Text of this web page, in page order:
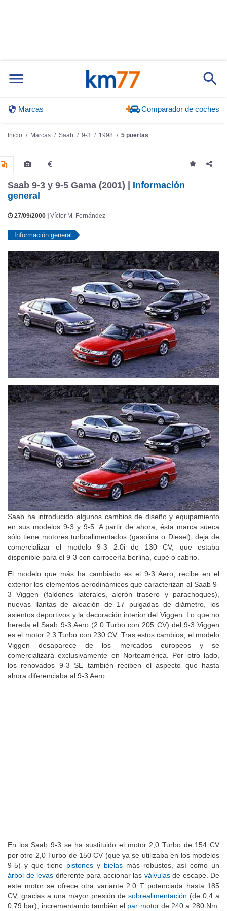
Marcas Comparador de coches
Inicio Marcas Saab 9-3 1998 5 puertas
Saab 9-3 y 9-5 Gama (2001) | Información
general
27/09/2000 | Víctor M. Fernández
Información general
Saab ha introducido algunos cambios de diseño y equipamiento
en sus modelos 9-3 y 9-5. A partir de ahora, ésta marca sueca
sólo tiene motores turboalimentados (gasolina o Diesel); deja de
comercializar el modelo 9-3 2.0i de 130 CV, que estaba
disponible para el 9-3 con carrocería berlina, cupé o cabrio.
El modelo que más ha cambiado es el 9-3 Aero; recibe en el
exterior los elementos aerodinámicos que caracterizan al Saab 9-
3 Viggen (faldones laterales, alerón trasero y parachoques),
nuevas llantas de aleación de 17 pulgadas de diámetro, los
asientos deportivos y la decoración interior del Viggen. Lo que no
hereda el Saab 9-3 Aero (2.0 Turbo con 205 CV) del 9-3 Viggen
es el motor 2.3 Turbo con 230 CV. Tras estos cambios, el modelo
Viggen desaparece de los mercados europeos y se
comercializará exclusivamente en Norteamérica. Por otro lado,
los renovados 9-3 SE también reciben el aspecto que hasta
ahora diferenciaba al 9-3 Aero.
En los Saab 9-3 se ha sustituido el motor 2,0 Turbo de 154 CV
por otro 2,0 Turbo de 150 CV (que ya se utilizaba en los modelos
9-5) y que tiene pistones y bielas más robustos, así como un
árbol de levas diferente para accionar las válvulasde escape. De
este motor se ofrece otra variante 2.0 T potenciada hasta 185
CV, gracias a una mayor presión de sobrealimentación (de 0,4 a
0,79 bar), incrementando también el par motorde 240 a 280 Nm.